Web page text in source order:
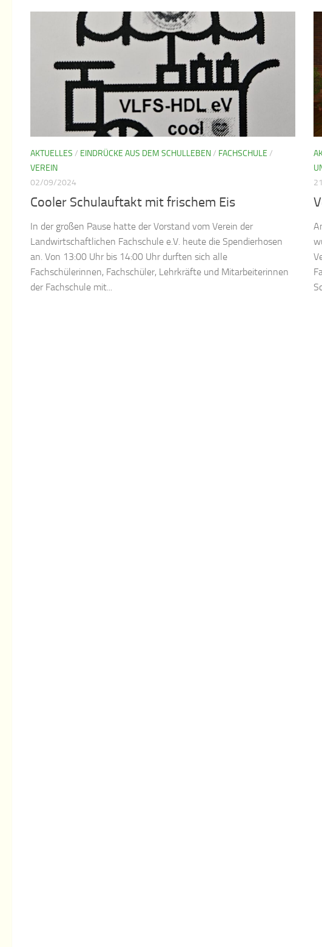
AKTUELLES / EINDRÜCKE AUS DEM SCHULLEBEN/ FACHSCHULE /
VEREIN
02/09/2024
Cooler Schulauftakt mit frischem Eis
In der großen Pause hatte der Vorstand vom Verein der
Landwirtschaftlichen Fachschule e.V. heute die Spendierhosen
an. Von 13:00 Uhr bis 14:00 Uhr durften sich alle
Fachschülerinnen, Fachschüler, Lehrkräfte und Mitarbeiterinnen
der Fachschule mit...